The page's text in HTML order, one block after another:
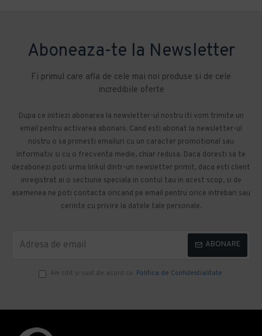
Aboneaza-te la Newsletter
Fi primul care afla de cele mai noi produse si de cele
incredibile oferte
Dupa ce initiezi abonarea la newsletter-ul nostru iti vom trimite un
email pentru activarea abonarii. Cand esti abonat la newsletter-ul
nostru o sa primesti emailuri cu un caracter promotional sau
informativ si cu o frecventa medie, chiar redusa. Daca doresti sa te
dezabonezi poti urma linkul dintr-un newsletter primit, daca esti client
inregistrat ai o sectiune speciala in contul tau in acest scop, si de
asemenea ne poti contacta oricand pe email pentru orice intrebari sau
cerinte cu privire la datele tale personale.
ABONARE
Am citit şi sunt de acord cu Politica de Confidentialitate